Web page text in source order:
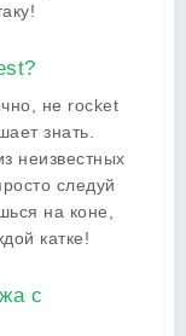
не rocket
знать.
неизвестных
следуй
на коне,
катке!
с